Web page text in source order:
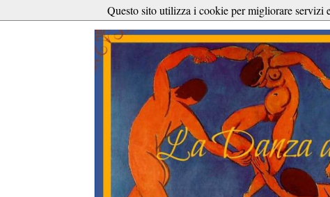
Questo sito utilizza i cookie per migliorare servizi